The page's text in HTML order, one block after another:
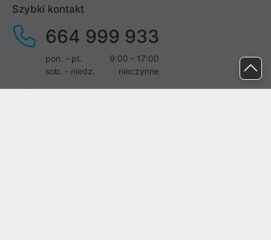
Szybki kontakt
664 999 933
pon. - pt.
9:00 - 17:00
sob. - niedz.
nieczynne